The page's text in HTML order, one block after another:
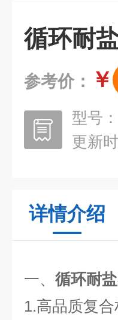
循环耐
参考价： ￥
型号：
更新
详情介绍
一、 循环耐
1.高品质复